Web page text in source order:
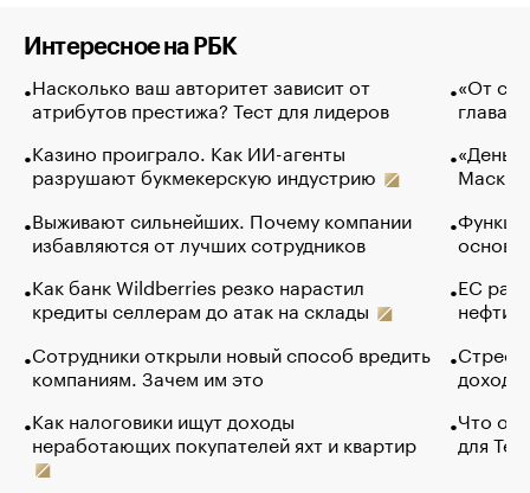
Интересное на РБК
Насколько ваш авторитет зависит от
атрибутов престижа? Тест для лидеров
Казино проиграло. Как ИИ-агенты
разрушают букмекерскую индустрию
Выживают сильнейших. Почему компании
избавляются от лучших сотрудников
Как банк Wildberries резко нарастил
кредиты селлерам до атак на склады
Сотрудники открыли новый способ вредить
компаниям. Зачем им это
Как налоговики ищут доходы
неработающих покупателей яхт и квартир
«От
глава
Маск в
основ
ЕС
нефти
Что
для